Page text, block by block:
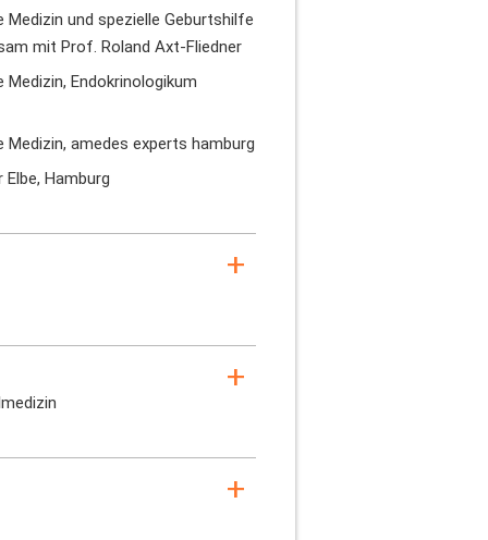
und spezielle Geburtshilfe
mit Prof. Roland Axt-Fliedner
Endokrinologikum
amedes experts hamburg
Hamburg